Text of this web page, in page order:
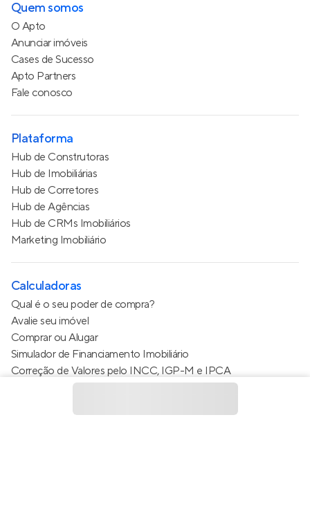
Quem somos
O Apto
Anunciar imóveis
Cases de Sucesso
Apto Partners
Fale conosco
Plataforma
Hub de Construtoras
Hub de Imobiliárias
Hub de Corretores
Hub de Agências
Hub de CRMs Imobiliários
Marketing Imobiliário
Calculadoras
Qual é o seu poder de compra?
Avalie seu imóvel
Comprar ou Alugar
Simulador de Financiamento Imobiliário
Correção de Valores pelo INCC, IGP-M e IPCA
Estimativa de valor do condomínio